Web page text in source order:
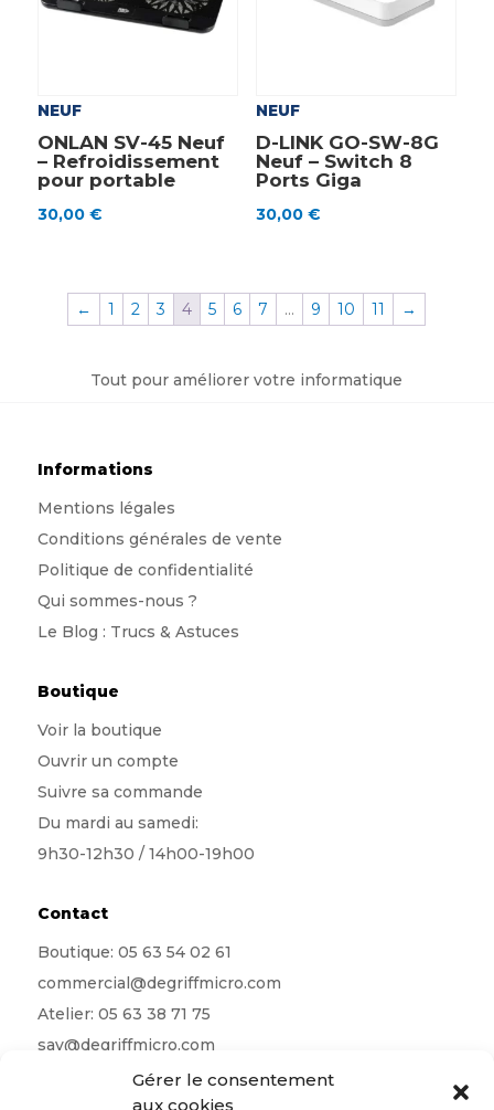
Gérer le consentement
aux cookies
NEUF
ONLAN SV-45 Neuf
– Refroidissement
pour portable
30,00 €
NEUF
D-LINK GO-SW-8G
Neuf – Switch 8
Ports Giga
30,00 €
← 1 2 3 4 5 6 7 … 9 10 11 →
Tout pour améliorer votre informatique
Informations
Mentions légales
Conditions générales de vente
Politique de confidentialité
Qui sommes-nous ?
Le Blog : Trucs & Astuces
Boutique
Voir la boutique
Ouvrir un compte
Suivre sa commande
Du mardi au samedi:
9h30-12h30 / 14h00-19h00
Contact
Boutique: 05 63 54 02 61
commercial@degriffmicro.com
Atelier: 05 63 38 71 75
sav@degriffmicro.com
albi@degriffmicro.com